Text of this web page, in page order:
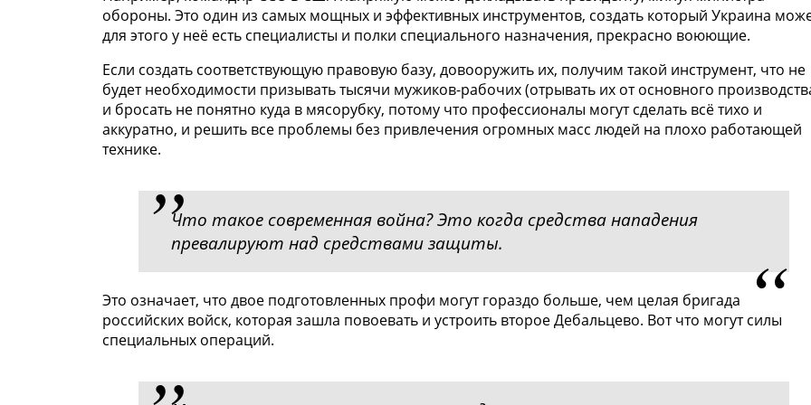
обороны. Это один из самых мощных и эффективных инструментов, создать который Украина
для этого у неё есть специалисты и полки специального назначения, прекрасно воюющие.
Если создать соответствующую правовую базу, довооружить их, получим такой инструмент, что не
будет необходимости призывать тысячи мужиков-рабочих (отрывать их от основного
и бросать не понятно куда в мясорубку, потому что профессионалы могут сделать всё тихо и
аккуратно, и решить все проблемы без привлечения огромных масс людей на плохо работающей
технике.
Что такое современная война? Это когда средства нападения
превалируют над средствами защиты.
Это означает, что двое подготовленных профи могут гораздо больше, чем целая бригада
российских войск, которая зашла повоевать и устроить второе Дебальцево. Вот что могут силы
специальных операций.